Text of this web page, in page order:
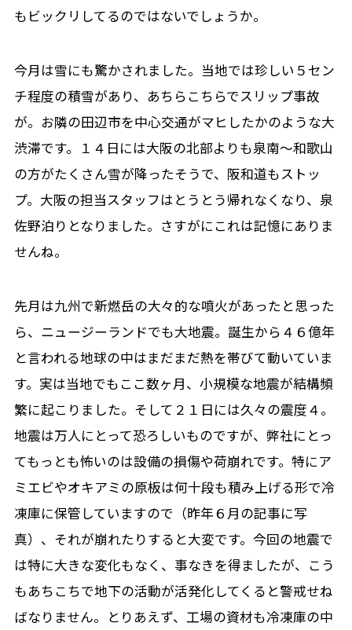
もビックリしてるのではないでしょうか。
今月は雪にも驚かされました。当地では珍しい５セン
チ程度の積雪があり、あちらこちらでスリップ事故
が。お隣の田辺市を中心交通がマヒしたかのような大
渋滞です。１４日には大阪の北部よりも泉南～和歌山
の方がたくさん雪が降ったそうで、阪和道もストッ
プ。大阪の担当スタッフはとうとう帰れなくなり、泉
佐野泊りとなりました。さすがにこれは記憶にありま
せんね。
先月は九州で新燃岳の大々的な噴火があったと思った
ら、ニュージーランドでも大地震。誕生から４６億年
と言われる地球の中はまだまだ熱を帯びて動いていま
す。実は当地でもここ数ヶ月、小規模な地震が結構頻
繁に起こりました。そして２１日には久々の震度４。
地震は万人にとって恐ろしいものですが、弊社にとっ
てもっとも怖いのは設備の損傷や荷崩れです。特にア
ミエビやオキアミの原板は何十段も積み上げる形で冷
凍庫に保管していますので（昨年６月の記事に写
真）、それが崩れたりすると大変です。今回の地震で
は特に大きな変化もなく、事なきを得ましたが、こう
もあちこちで地下の活動が活発化してくると警戒せね
ばなりません。とりあえず、工場の資材も冷凍庫の中